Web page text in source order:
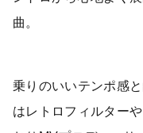
曲。
乗りのいいテンポ感
はレトロフィルター